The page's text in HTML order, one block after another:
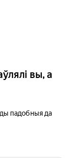
вы, а
падобныя да